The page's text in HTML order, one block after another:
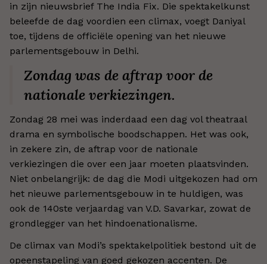
in zijn nieuwsbrief The India Fix. Die spektakelkunst
beleefde de dag voordien een climax, voegt Daniyal
toe, tijdens de officiële opening van het nieuwe
parlementsgebouw in Delhi.
Zondag was de aftrap voor de
nationale verkiezingen.
Zondag 28 mei was inderdaad een dag vol theatraal
drama en symbolische boodschappen. Het was ook,
in zekere zin, de aftrap voor de nationale
verkiezingen die over een jaar moeten plaatsvinden.
Niet onbelangrijk: de dag die Modi uitgekozen had om
het nieuwe parlementsgebouw in te huldigen, was
ook de 140ste verjaardag van V.D. Savarkar, zowat de
grondlegger van het hindoenationalisme.
De climax van Modi’s spektakelpolitiek bestond uit de
opeenstapeling van goed gekozen accenten. De